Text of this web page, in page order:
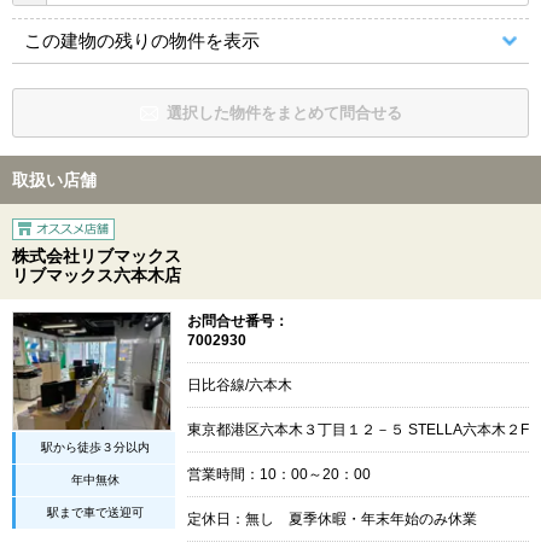
この建物の残りの物件を表示
選択した物件をまとめて問合せる
取扱い店舗
株式会社リブマックス
リブマックス六本木店
駅から徒歩３分以内
年中無休
駅まで車で送迎可
お問合せ番号：
7002930
日比谷線/六本木
東京都港区六本木３丁目１２－５ STELLA六本木２F
営業時間：10：00～20：00
定休日：無し 夏季休暇・年末年始のみ休業